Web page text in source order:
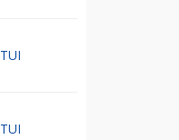
TUI
TUI